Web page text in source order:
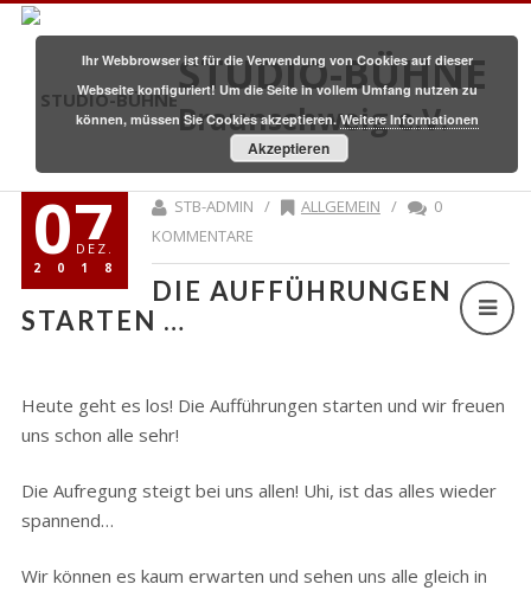
STUDIO-BÜHNE
Braunschweig e.V.
07
DEZ.
2018
STB-ADMIN / ALLGEMEIN /
0
KOMMENTARE
DIE AUFFÜHRUNGEN
STARTEN …
Heute geht es los! Die Aufführungen starten und wir freuen
uns schon alle sehr!
Die Aufregung steigt bei uns allen! Uhi, ist das alles wieder
spannend…
Wir können es kaum erwarten und sehen uns alle gleich in
Ihr Webbrowser ist für die Verwendung von Cookies auf dieser
Webseite konfiguriert! Um die Seite in vollem Umfang nutzen zu
können, müssen Sie Cookies akzeptieren.Weitere Informationen
Akzeptieren